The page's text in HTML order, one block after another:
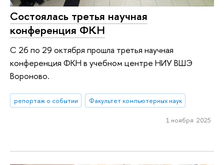
Состоялась третья научная
конференция ФКН
С 26 по 29 октября прошла третья научная
конференция ФКН в учебном центре НИУ ВШЭ
Вороново.
репортаж о событии Факультет компьютерных наук
1 ноября 2025